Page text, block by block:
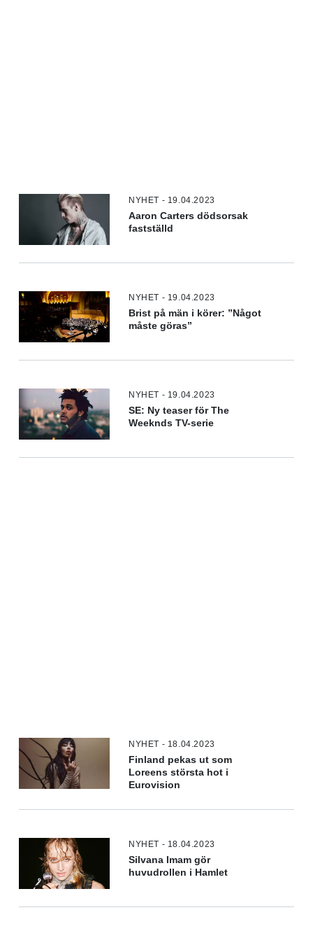
NYHET - 19.04.2023
Aaron Carters dödsorsak
fastställd
NYHET - 19.04.2023
Brist på män i körer: ”Något
måste göras”
NYHET - 19.04.2023
SE: Ny teaser för The
Weeknds TV-serie
NYHET - 18.04.2023
Finland pekas ut som
Loreens största hot i
Eurovision
NYHET - 18.04.2023
Silvana Imam gör
huvudrollen i Hamlet